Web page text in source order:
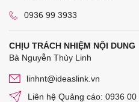
0936 99 3933
CHỊU TRÁCH NHIỆM NỘI DUNG
Bà Nguyễn Thùy Linh
linhnt@ideaslink.vn
Liên hệ Quảng cáo: 0936 00